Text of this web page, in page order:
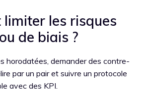
limiter les risques
de biais ?
horodatées, demander des contre-
par un pair et suivre un protocole
avec des KPI.